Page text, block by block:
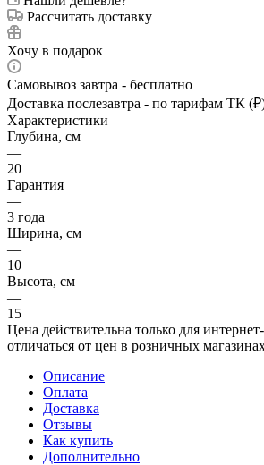
Рассчитать доставку
Хочу в подарок
Самовывоз завтра - бесплатно
Доставка послезавтра - по тарифам ТК
Характеристики
Глубина, см
—
20
Гарантия
—
3 года
Ширина, см
—
10
Высота, см
—
15
Цена действительна только для
отличаться от цен в розничных
Описание
Оплата
Доставка
Отзывы
Как купить
Дополнительно